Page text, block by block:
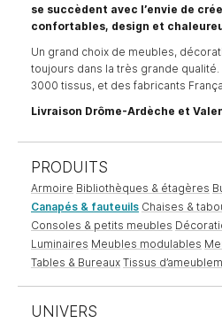
se succèdent avec l’envie de
confortables, design et
Un grand choix de meubles,
toujours dans la très grande
3000 tissus, et des fabricants
Livraison Drôme-Ardèche et
PRODUITS
Armoire Bibliothèques & étagères
Canapés & fauteuils Chaises &
Consoles & petits meubles
Luminaires Meubles modulables
Tables & Bureaux Tissus
UNIVERS